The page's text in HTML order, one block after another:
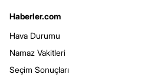
Haberler.com
Hava Durumu
Namaz Vakitleri
Seçim Sonuçları